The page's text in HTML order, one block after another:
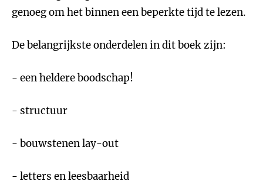
genoeg om het binnen een beperkte tijd te lezen.
De belangrijkste onderdelen in dit boek zijn:
- een heldere boodschap!
- structuur
- bouwstenen lay-out
- letters en leesbaarheid